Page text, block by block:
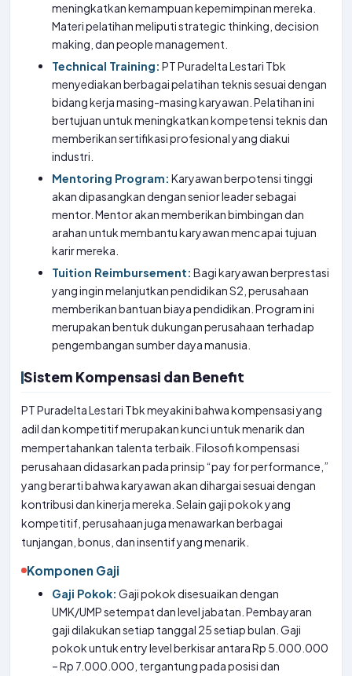
meningkatkan kemampuan kepemimpinan mereka.
Materi pelatihan meliputi strategic thinking, decision
making, dan people management.
Technical Training: PT Puradelta Lestari Tbk
menyediakan berbagai pelatihan teknis sesuai dengan
bidang kerja masing-masing karyawan. Pelatihan ini
bertujuan untuk meningkatkan kompetensi teknis dan
memberikan sertifikasi profesional yang diakui
industri.
Mentoring Program: Karyawan berpotensi tinggi
akan dipasangkan dengan senior leader sebagai
mentor. Mentor akan memberikan bimbingan dan
arahan untuk membantu karyawan mencapai tujuan
karir mereka.
Tuition Reimbursement: Bagi karyawan berprestasi
yang ingin melanjutkan pendidikan S2, perusahaan
memberikan bantuan biaya pendidikan. Program ini
merupakan bentuk dukungan perusahaan terhadap
pengembangan sumber daya manusia.
Sistem Kompensasi dan Benefit
PT Puradelta Lestari Tbk meyakini bahwa kompensasi yang
adil dan kompetitif merupakan kunci untuk menarik dan
mempertahankan talenta terbaik. Filosofi kompensasi
perusahaan didasarkan pada prinsip “pay for performance,”
yang berarti bahwa karyawan akan dihargai sesuai dengan
kontribusi dan kinerja mereka. Selain gaji pokok yang
kompetitif, perusahaan juga menawarkan berbagai
tunjangan, bonus, dan insentif yang menarik.
Komponen Gaji
Gaji Pokok: Gaji pokok disesuaikan dengan
UMK/UMP setempat dan level jabatan. Pembayaran
gaji dilakukan setiap tanggal 25 setiap bulan. Gaji
pokok untuk entry level berkisar antara Rp 5.000.000
– Rp 7.000.000, tergantung pada posisi dan